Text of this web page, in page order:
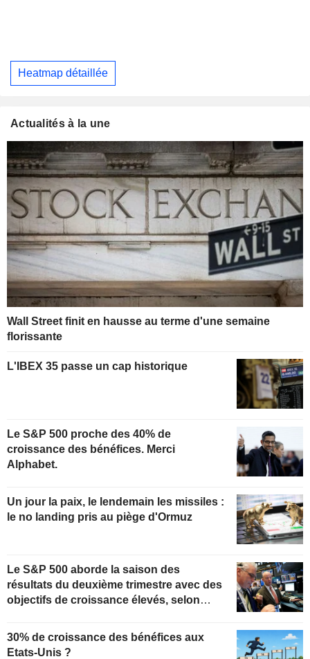
Heatmap détaillée
Actualités à la une
Wall Street finit en hausse au terme d'une semaine
florissante
L'IBEX 35 passe un cap historique
Le S&P 500 proche des 40% de
croissance des bénéfices. Merci
Alphabet.
Un jour la paix, le lendemain les missiles :
le no landing pris au piège d'Ormuz
Le S&P 500 aborde la saison des
résultats du deuxième trimestre avec des
objectifs de croissance élevés, selon
30% de croissance des bénéfices aux
Etats-Unis ?